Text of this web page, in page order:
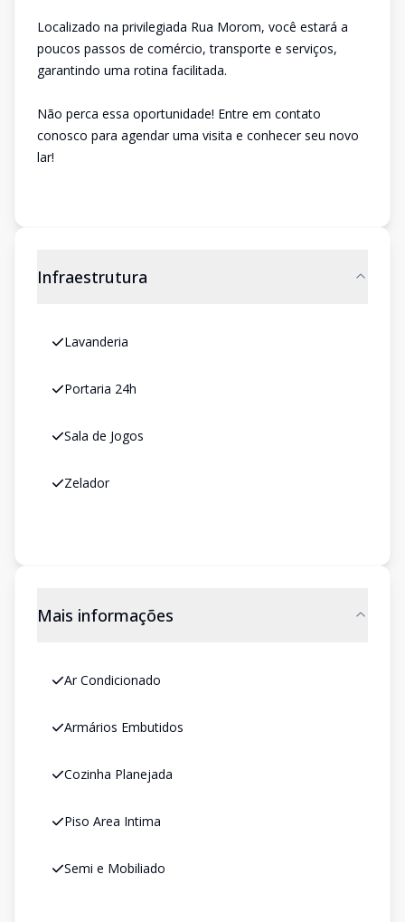
Localizado na privilegiada Rua Morom, você estará a
poucos passos de comércio, transporte e serviços,
garantindo uma rotina facilitada.
Não perca essa oportunidade! Entre em contato
conosco para agendar uma visita e conhecer seu novo
lar!
Infraestrutura
Lavanderia
Portaria 24h
Sala de Jogos
Zelador
Mais informações
Ar Condicionado
Armários Embutidos
Cozinha Planejada
Piso Area Intima
Semi e Mobiliado